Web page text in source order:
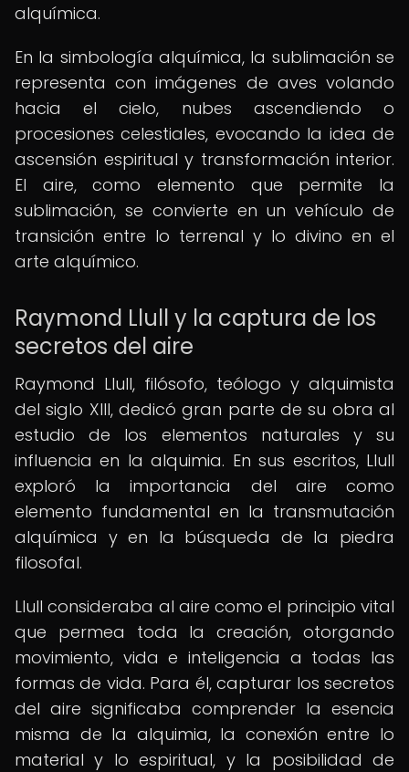
alquímica.
En la simbología alquímica, la sublimación se
representa con imágenes de aves volando
hacia el cielo, nubes ascendiendo o
procesiones celestiales, evocando la idea de
ascensión espiritual y transformación interior.
El aire, como elemento que permite la
sublimación, se convierte en un vehículo de
transición entre lo terrenal y lo divino en el
arte alquímico.
Raymond Llull y la captura de los
secretos del aire
Raymond Llull, filósofo, teólogo y alquimista
del siglo XIII, dedicó gran parte de su obra al
estudio de los elementos naturales y su
influencia en la alquimia. En sus escritos, Llull
exploró la importancia del aire como
elemento fundamental en la transmutación
alquímica y en la búsqueda de la piedra
filosofal.
Llull consideraba al aire como el principio vital
que permea toda la creación, otorgando
movimiento, vida e inteligencia a todas las
formas de vida. Para él, capturar los secretos
del aire significaba comprender la esencia
misma de la alquimia, la conexión entre lo
material y lo espiritual, y la posibilidad de